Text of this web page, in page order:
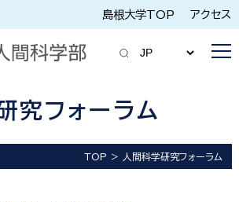
島根大学TOP アクセス
究フォーラム
TOP 人間科学研究フォーラム